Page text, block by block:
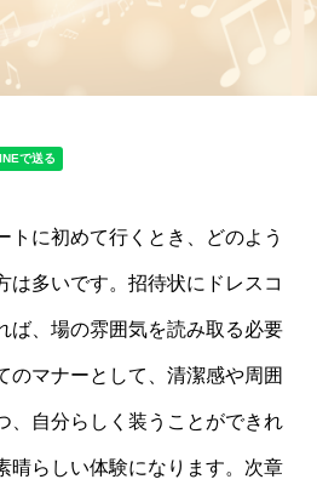
トに初めて行くとき、どのよう
は多いです。招待状にドレスコ
ば、場の雰囲気を読み取る必要
のマナーとして、清潔感や周囲
、自分らしく装うことができれ
晴らしい体験になります。次章